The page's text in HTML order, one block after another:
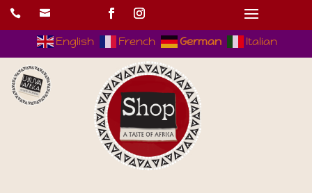
 
English French German Italian